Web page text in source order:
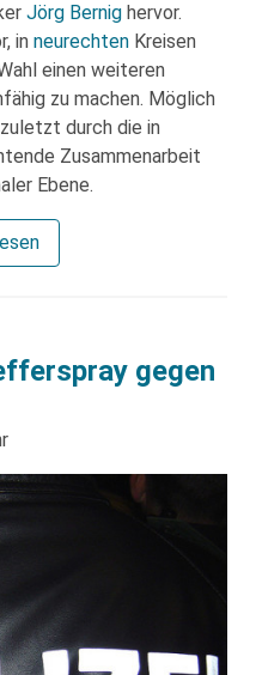
Jörg Bernig hervor.
in neurechten Kreisen
einen weiteren
zu machen. Möglich
durch die in
Zusammenarbeit
Ebene.
gegen